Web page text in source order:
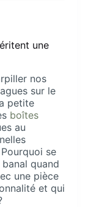
une
nos
sur le
petite
boîtes
au
se
quand
une pièce
et qui